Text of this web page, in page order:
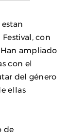
estan
con
Han ampliado
con el
del género
ellas
de